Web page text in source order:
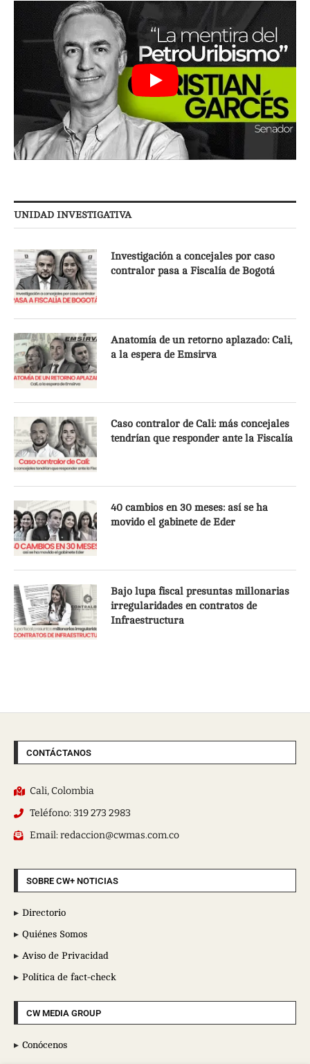
UNIDAD INVESTIGATIVA
Investigación a concejales por caso
contralor pasa a Fiscalía de Bogotá
Anatomía de un retorno aplazado: Cali,
a la espera de Emsirva
Caso contralor de Cali: más concejales
tendrían que responder ante la Fiscalía
40 cambios en 30 meses: así se ha
movido el gabinete de Eder
Bajo lupa fiscal presuntas millonarias
irregularidades en contratos de
Infraestructura
CONTÁCTANOS
Cali, Colombia
Teléfono: 319 273 2983
Email: redaccion@cwmas.com.co
SOBRE CW+ NOTICIAS
Directorio
Quiénes Somos
Aviso de Privacidad
Política de fact-check
CW MEDIA GROUP
Conócenos